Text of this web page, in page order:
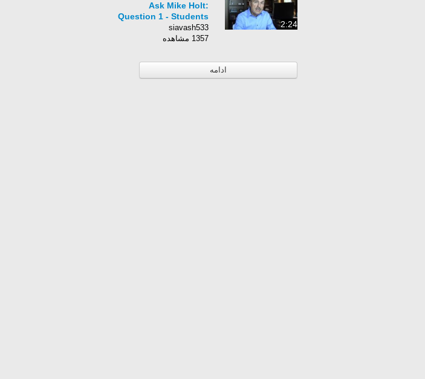
2:24
Ask Mike Holt:
Question 1 - Students
Behind in Class
(2min:25sec)
siavash533
1357 مشاهده
ادامه